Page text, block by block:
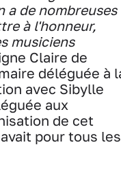
a de nombreuses
à l'honneur,
musiciens
Claire de
déléguée à
avec Sibylle
aux
de cet
pour tous les